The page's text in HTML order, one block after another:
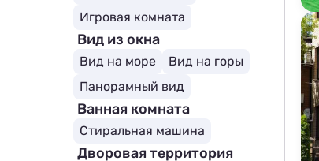
Игровая комната
Вид из окна
Вид на море
Вид на горы
Панорамный вид
Ванная комната
Стиральная машина
Дворовая территория